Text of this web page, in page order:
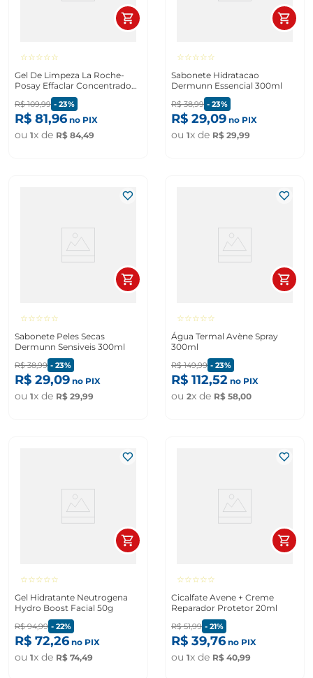
☆☆☆☆☆
Gel De Limpeza La Roche-
Posay Effaclar Concentrado
Facial 300g
R$ 109,99 - 23%
R$ 81,96 no PIX
ou 1x de R$ 84,49
☆☆☆☆☆
Sabonete Hidratacao
Dermunn Essencial 300ml
R$ 38,99 - 23%
R$ 29,09 no PIX
ou 1x de R$ 29,99
☆☆☆☆☆
Sabonete Peles Secas
Dermunn Sensiveis 300ml
R$ 38,99 - 23%
R$ 29,09 no PIX
ou 1x de R$ 29,99
☆☆☆☆☆
Água Termal Avène Spray
300ml
R$ 149,99 - 23%
R$ 112,52 no PIX
ou 2x de R$ 58,00
☆☆☆☆☆
Gel Hidratante Neutrogena
Hydro Boost Facial 50g
R$ 94,99 - 22%
R$ 72,26 no PIX
ou 1x de R$ 74,49
☆☆☆☆☆
Cicalfate Avene + Creme
Reparador Protetor 20ml
R$ 51,99 - 21%
R$ 39,76 no PIX
ou 1x de R$ 40,99